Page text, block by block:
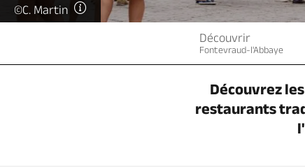
©C. Martin
Découvrir
Fontevraud-l'Abbaye
Découvrez
restaurants